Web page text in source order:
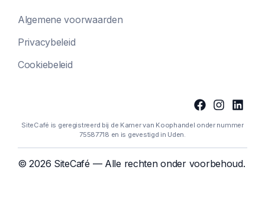
Algemene voorwaarden
Privacybeleid
Cookiebeleid
SiteCafé is geregistreerd bij de Kamer van Koophandel onder nummer
75587718 en is gevestigd in Uden.
© 2026 SiteCafé — Alle rechten onder voorbehoud.